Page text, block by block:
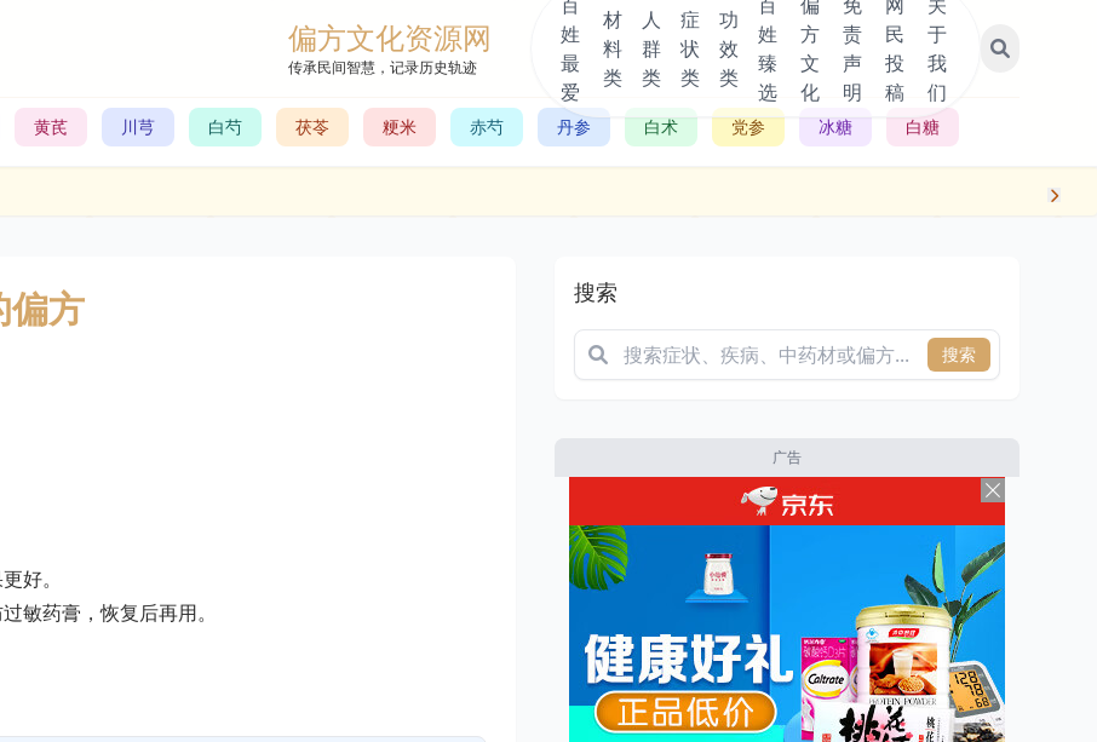
偏方文化资源网
传承民间智慧，记录历史轨迹
姓
最
爱
材
料
类
人
群
类
症
状
类
功
效
类
姓
臻
选
方
文
化
责
声
明
民
投
稿
于
我
们
黄芪 川芎 白芍 茯苓 粳米 赤芍 丹参 白术 党参 冰糖 白糖
偏方
好。
敏药膏，恢复后再用。
搜索
搜索
广告